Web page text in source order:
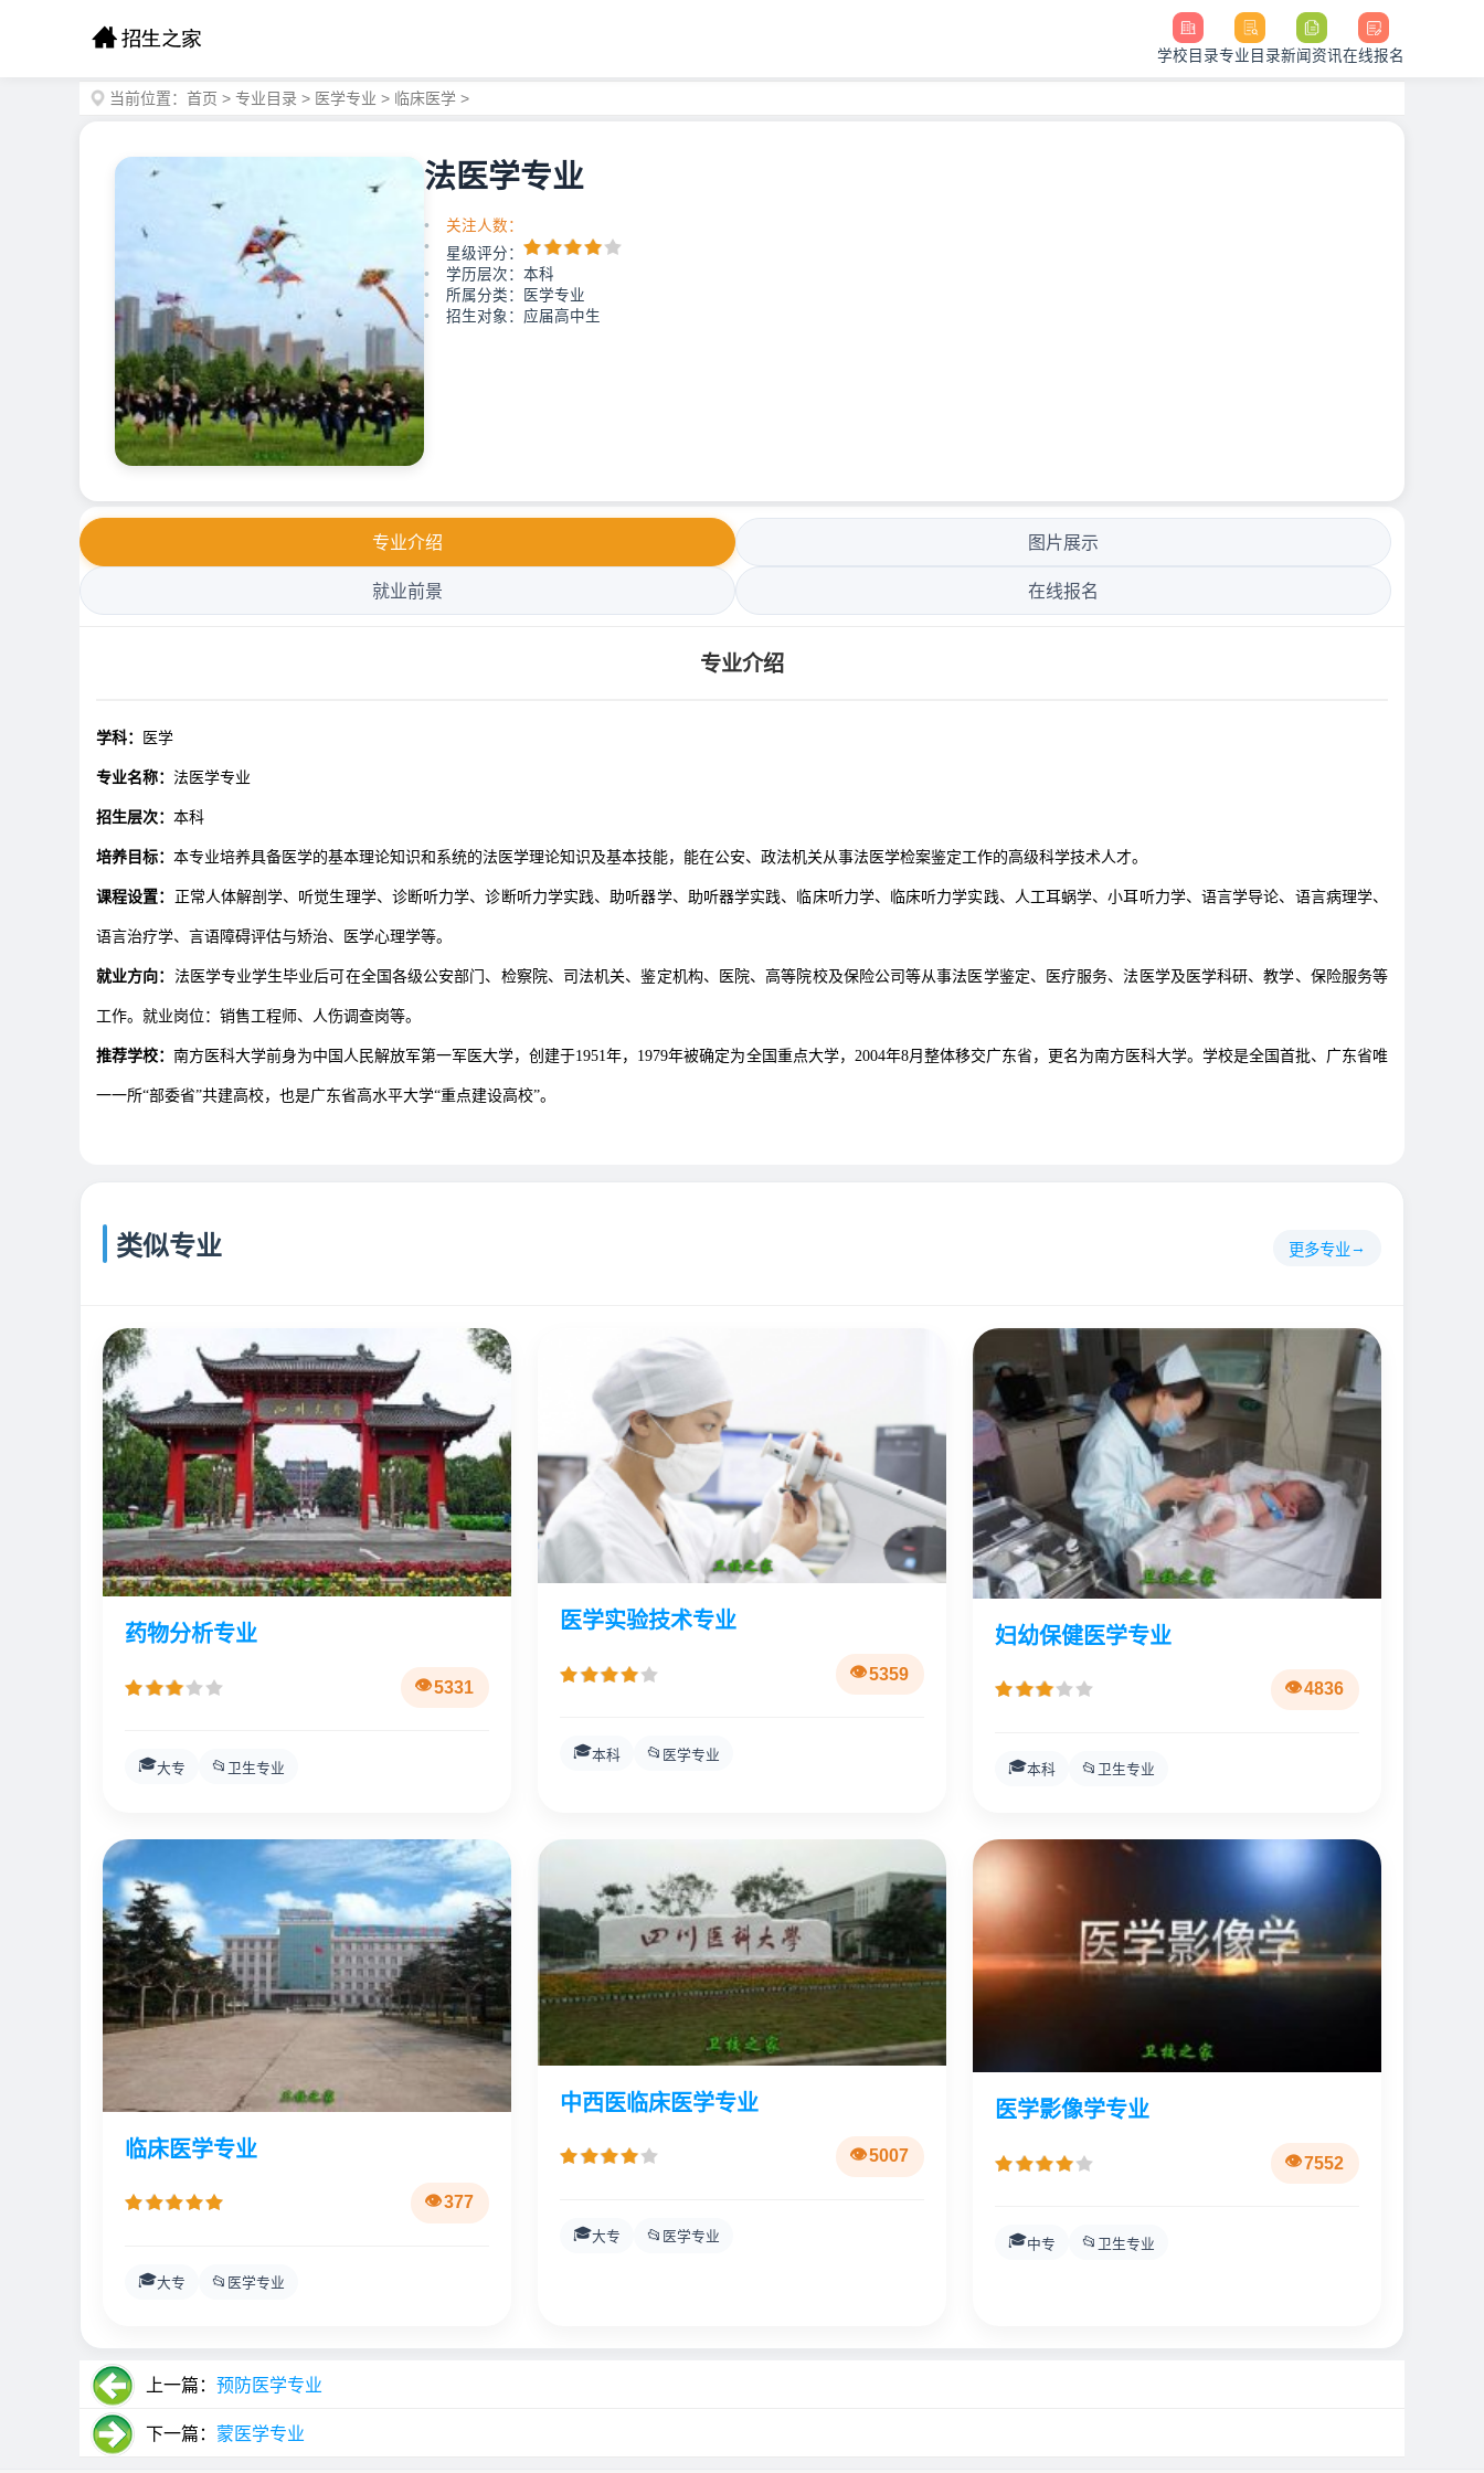
学校目录专业目录新闻资讯在线报名
当前位置： 首页 > 专业目录 > 医学专业 > 临床医学 >
法医学专业
关注人数：
星级评分：
学历层次：本科
所属分类：医学专业
招生对象：应届高中生
专业介绍 图片展示
就业前景 在线报名
专业介绍
学科： 医学
专业名称： 法医学专业
招生层次： 本科
培养目标： 本专业培养具备医学的基本理论知识和系统的法医学理论知识及基本技能，能在公安、政法机关从事法医学检案鉴定工作的高级科学技术人才。
课程设置： 正常人体解剖学、听觉生理学、诊断听力学、诊断听力学实践、助听器学、助听器学实践、临床听力学、临床听力学实践、人工耳蜗学、小耳听力学、语言学导论、语言病理学、
语言治疗学、言语障碍评估与矫治、医学心理学等。
就业方向： 法医学专业学生毕业后可在全国各级公安部门、检察院、司法机关、鉴定机构、医院、高等院校及保险公司等从事法医学鉴定、医疗服务、法医学及医学科研、教学、保险服务等
工作。就业岗位：销售工程师、人伤调查岗等。
推荐学校：南方医科大学前身为中国人民解放军第一军医大学，创建于1951年，1979年被确定为全国重点大学，2004年8月整体移交广东省，更名为南方医科大学。学校是全国首批、广东省唯
一一所“部委省”共建高校，也是广东省高水平大学“重点建设高校”。
类似专业 更多专业
药物分析专业
5331
🎓大专 📂 卫生专业
医学实验技术专业
5359
🎓本科 📂 医学专业
妇幼保健医学专业
4836
🎓本科 📂 卫生专业
临床医学专业
377
🎓大专 📂 医学专业
中西医临床医学专业
5007
🎓大专 📂 医学专业
医学影像学专业
7552
🎓中专 📂 卫生专业
上一篇： 预防医学专业
下一篇： 蒙医学专业